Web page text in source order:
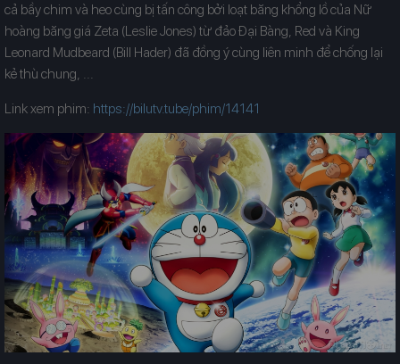
cả bầy chim và heo cùng bị tấn công bởi loạt băng khổng lồ của Nữ
hoàng băng giá Zeta (Leslie Jones) từ đảo Đại Bàng, Red và King
Leonard Mudbeard (Bill Hader) đã đồng ý cùng liên minh để chống lại
kẻ thù chung, ...
Link xem phim: https://bilutv.tube/phim/14141